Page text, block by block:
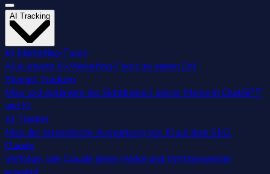
AI Tracking
KI-Marketing-Tools
Alle unsere KI-Marketing-Tools an einem Ort.
Prompt Tracking
Miss und optimiere die Sichtbarkeit deiner Marke in ChatGPT
und KI.
AI Tracker
Miss die tatsächliche Auswirkung von KI auf dein SEO.
Claude
Verfolge, wie Claude deine Marke und Wettbewerber